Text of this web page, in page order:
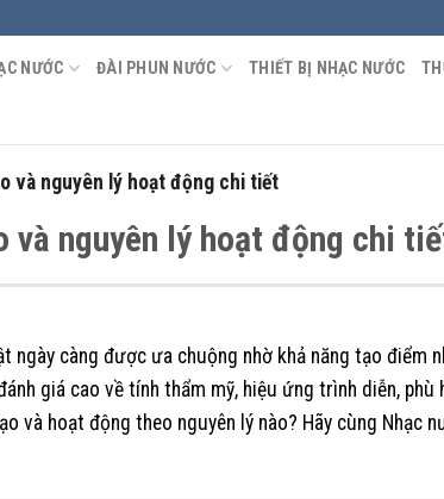
NƯỚC ĐÀI PHUN NƯỚC THIẾT BỊ NHẠC NƯỚC
và nguyên lý hoạt động chi tiết
và nguyên lý hoạt động chi
ngày càng được ưa chuộng nhờ khả năng tạo điểm
giá cao về tính thẩm mỹ, hiệu ứng trình diễn, phù
và hoạt động theo nguyên lý nào? Hãy cùng Nhạc